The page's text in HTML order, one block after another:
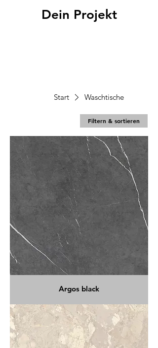
Dein Projekt
Start Waschtische
Filtern & sortieren
Argos black